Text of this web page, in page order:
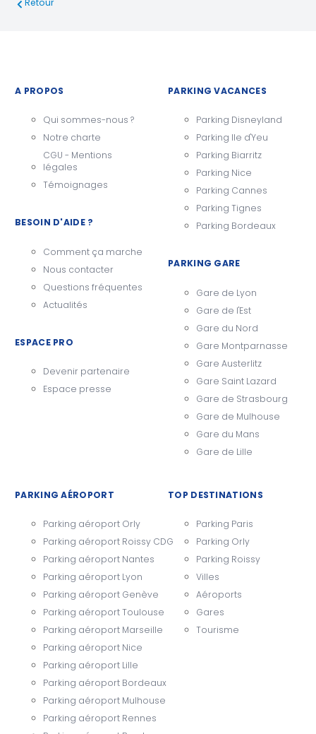
Retour
A PROPOS
Qui sommes-nous ?
Notre charte
CGU - Mentions
légales
Témoignages
BESOIN D'AIDE ?
Comment ça marche
Nous contacter
Questions fréquentes
Actualités
ESPACE PRO
Devenir partenaire
Espace presse
PARKING VACANCES
Parking Disneyland
Parking Ile d'Yeu
Parking Biarritz
Parking Nice
Parking Cannes
Parking Tignes
Parking Bordeaux
PARKING GARE
Gare de Lyon
Gare de l'Est
Gare du Nord
Gare Montparnasse
Gare Austerlitz
Gare Saint Lazard
Gare de Strasbourg
Gare de Mulhouse
Gare du Mans
Gare de Lille
PARKING AÉROPORT
Parking aéroport Orly
Parking aéroport Roissy CDG
Parking aéroport Nantes
Parking aéroport Lyon
Parking aéroport Genève
Parking aéroport Toulouse
Parking aéroport Marseille
Parking aéroport Nice
Parking aéroport Lille
Parking aéroport Bordeaux
Parking aéroport Mulhouse
Parking aéroport Rennes
TOP DESTINATIONS
Parking Paris
Parking Orly
Parking Roissy
Villes
Aéroports
Gares
Tourisme